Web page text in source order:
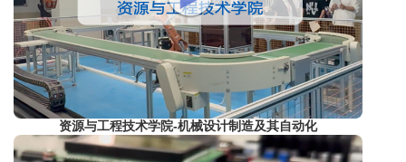
资源与工程技术学院-机械设计制造及其自动化